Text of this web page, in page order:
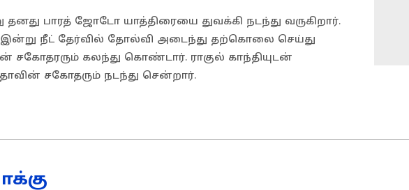
தனது பாரத் ஜோடோ யாத்திரையை துவக்கி நடந்து வருகிறார்.
நீட் தேர்வில் தோல்வி அடைந்து தற்கொலை செய்து
கலந்து கொண்டார். ராகுல் காந்தியுடன்
சகோதரும் நடந்து சென்றார்.